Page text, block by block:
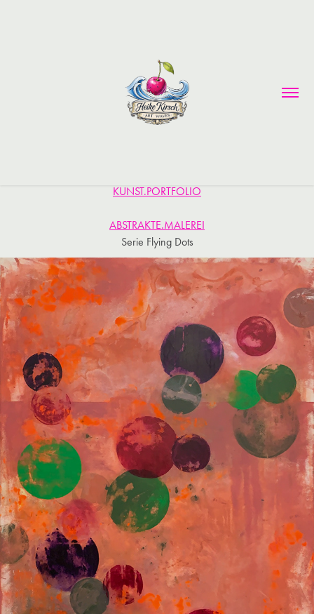
KUNST.PORTFOLIO
ABSTRAKTE.MALEREI
Serie Flying Dots